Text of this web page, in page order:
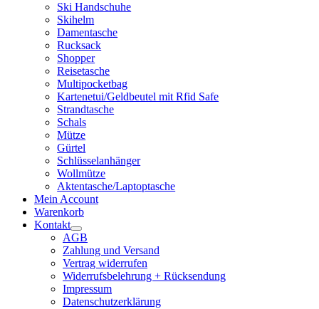
Ski Handschuhe
Skihelm
Damentasche
Rucksack
Shopper
Reisetasche
Multipocketbag
Kartenetui/Geldbeutel mit Rfid Safe
Strandtasche
Schals
Mütze
Gürtel
Schlüsselanhänger
Wollmütze
Aktentasche/Laptoptasche
Mein Account
Warenkorb
Kontakt
AGB
Zahlung und Versand
Vertrag widerrufen
Widerrufsbelehrung + Rücksendung
Impressum
Datenschutzerklärung